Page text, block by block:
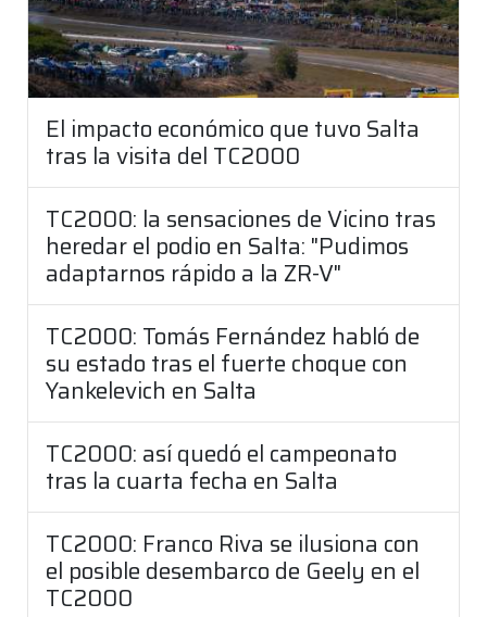
El impacto económico que tuvo Salta
tras la visita del TC2000
TC2000: la sensaciones de Vicino tras
heredar el podio en Salta: "Pudimos
adaptarnos rápido a la ZR-V"
TC2000: Tomás Fernández habló de
su estado tras el fuerte choque con
Yankelevich en Salta
TC2000: así quedó el campeonato
tras la cuarta fecha en Salta
TC2000: Franco Riva se ilusiona con
el posible desembarco de Geely en el
TC2000